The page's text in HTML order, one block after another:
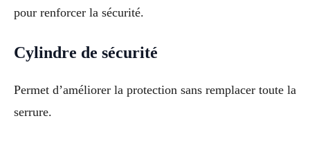
pour renforcer la sécurité.
Cylindre de sécurité
Permet d’améliorer la protection sans remplacer toute la
serrure.